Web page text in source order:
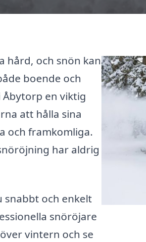
hård, och snön kan
boende och
en viktig
att hålla sina
och framkomliga.
har aldrig
snabbt och enkelt
snöröjare
vintern och se